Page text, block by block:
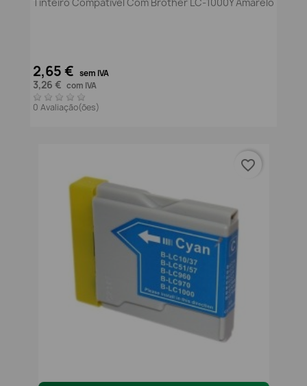
Tinteiro Compativel Com Brother LC-1000Y Amarelo
2,65 € sem IVA
3,26 € com IVA
0 Avaliação(ões)
favorite_border